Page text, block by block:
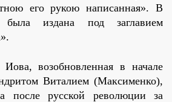
его рукою написанная». В
издана под заглавием
возобновленная в начале
Виталием (Максименко),
после русской революции за